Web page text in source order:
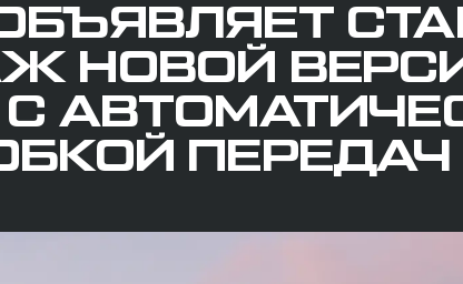
ОБЪЯВЛЯЕТ
НОВОЙ
С
ПЕРЕДАЧ